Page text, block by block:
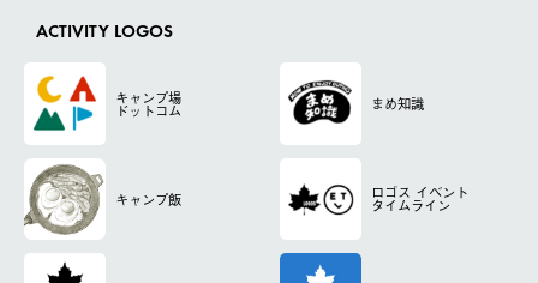
ACTIVITY LOGOS
キャンプ場
ドットコム まめ知識
キャンプ飯 ロゴス イベント
タイムライン